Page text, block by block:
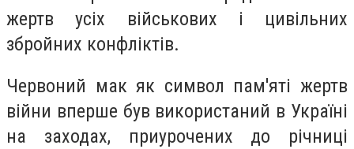
жертв усіх військових і цивільних
збройних конфліктів.
Червоний мак як символ пам'яті жертв
війни вперше був використаний в Україні
на заходах, приурочених до річниці